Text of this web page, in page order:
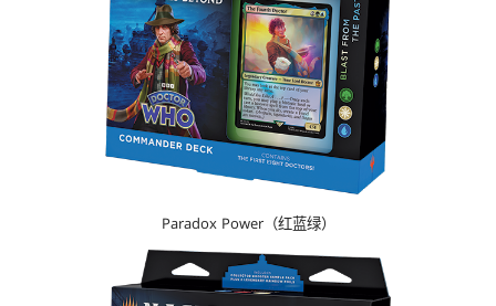
Paradox Power（红蓝绿）